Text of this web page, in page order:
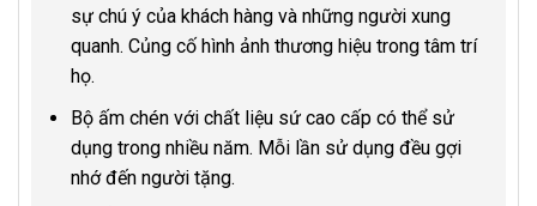
sự chú ý của khách hàng và những người xung
quanh. Củng cố hình ảnh thương hiệu trong tâm trí
họ.
Bộ ấm chén với chất liệu sứ cao cấp có thể sử
dụng trong nhiều năm. Mỗi lần sử dụng đều gợi
nhớ đến người tặng.